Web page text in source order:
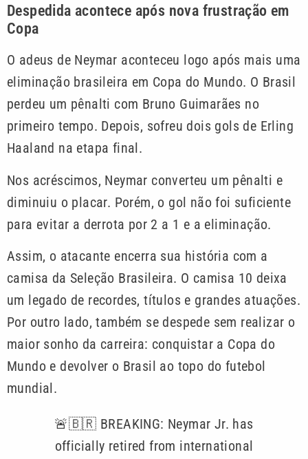
Despedida acontece após nova frustração em
Copa
O adeus de Neymar aconteceu logo após mais uma
eliminação brasileira em Copa do Mundo. O Brasil
perdeu um pênalti com Bruno Guimarães no
primeiro tempo. Depois, sofreu dois gols de Erling
Haaland na etapa final.
Nos acréscimos, Neymar converteu um pênalti e
diminuiu o placar. Porém, o gol não foi suficiente
para evitar a derrota por 2 a 1 e a eliminação.
Assim, o atacante encerra sua história com a
camisa da Seleção Brasileira. O camisa 10 deixa
um legado de recordes, títulos e grandes atuações.
Por outro lado, também se despede sem realizar o
maior sonho da carreira: conquistar a Copa do
Mundo e devolver o Brasil ao topo do futebol
mundial.
🚨🇧🇷 BREAKING: Neymar Jr. has
officially retired from international